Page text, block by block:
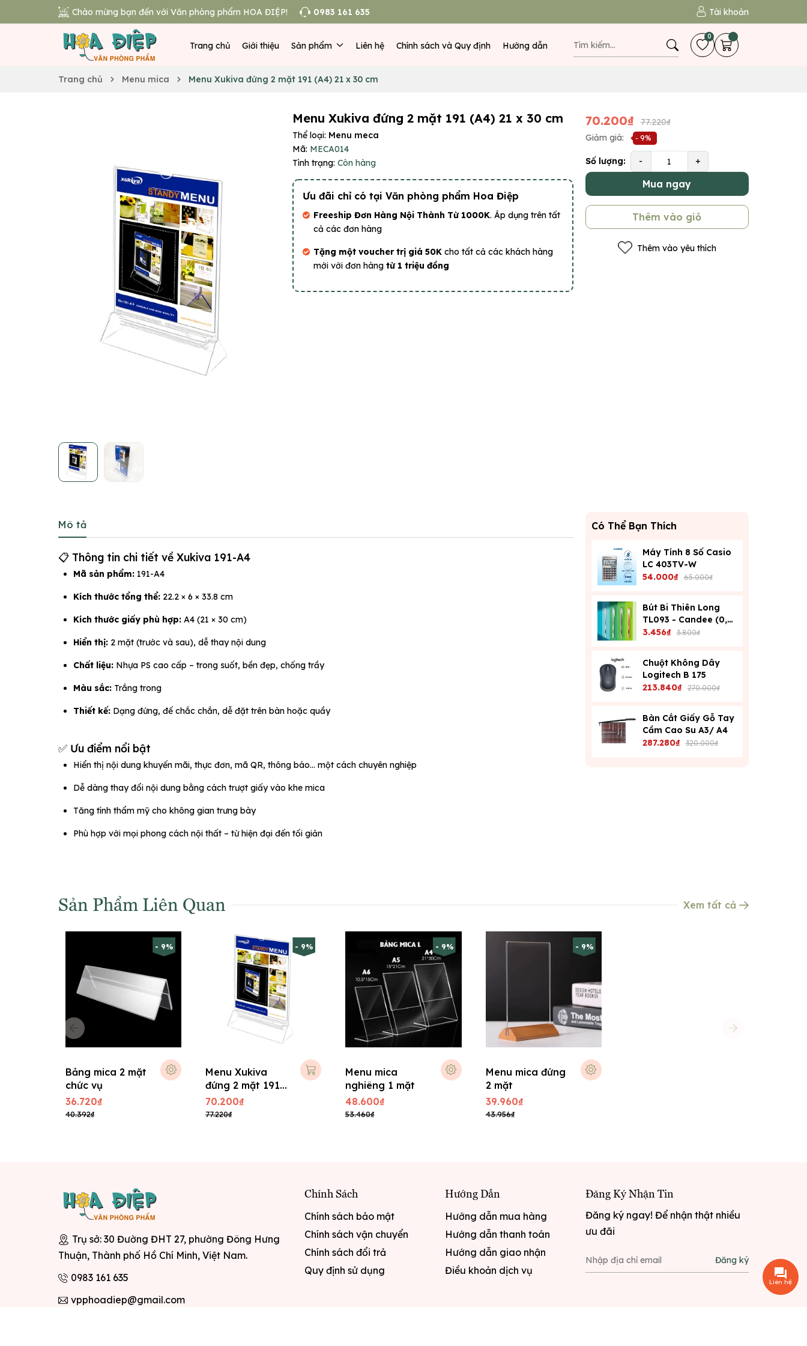
Chào mừng bạn đến với Văn phòng phẩm HOA ĐIỆP! 0983 161 635 Tài khoản
Trang chủ Giới thiệu Sản phẩm Liên hệ Chính sách và Quy định Hướng dẫn
0
Trang chủ Menu mica Menu Xukiva đứng 2 mặt 191 (A4) 21 x 30 cm
Menu Xukiva đứng 2 mặt 191 (A4) 21 x 30 cm
Thể loại: Menu meca
Mã: MECA014
Tình trạng: Còn hàng
Ưu đãi chỉ có tại Văn phòng phẩm Hoa Điệp
Freeship Đơn Hàng Nội Thành Từ 1000K. Áp dụng trên tất
cả các đơn hàng
Tặng một voucher trị giá 50K cho tất cả các khách hàng
mới với đơn hàng từ 1 triệu đồng
70.200₫
77.220₫
Giảm giá:
- 9%
Số lượng: - +
Mua ngay
Thêm vào giỏ
Thêm vào yêu thích
Có Thể Bạn Thích
Máy Tính 8 Số Casio
LC 403TV-W
54.000₫ 65.000₫
Bút Bi Thiên Long
TL093 - Candee (0,6
Mm) - Xanh
3.456₫ 3.800₫
Chuột Không Dây
Logitech B 175
213.840₫ 270.000₫
Bàn Cắt Giấy Gỗ Tay
Cầm Cao Su A3/ A4
287.280₫ 320.000₫
Mô tả
📋 Thông tin chi tiết về Xukiva 191-A4
Mã sản phẩm: 191-A4
Kích thước tổng thể: 22.2 × 6 × 33.8 cm
Kích thước giấy phù hợp: A4 (21 × 30 cm)
Hiển thị: 2 mặt (trước và sau), dễ thay nội dung
Chất liệu: Nhựa PS cao cấp – trong suốt, bền đẹp, chống trầy
Màu sắc: Trắng trong
Thiết kế: Dạng đứng, đế chắc chắn, dễ đặt trên bàn hoặc quầy
✅ Ưu điểm nổi bật
Hiển thị nội dung khuyến mãi, thực đơn, mã QR, thông báo… một cách chuyên nghiệp
Dễ dàng thay đổi nội dung bằng cách trượt giấy vào khe mica
Tăng tính thẩm mỹ cho không gian trưng bày
Phù hợp với mọi phong cách nội thất – từ hiện đại đến tối giản
Sản Phẩm Liên Quan Xem tất cả
- 9%
Bảng mica 2 mặt
chức vụ
36.720₫
40.392₫
- 9%
Menu Xukiva
đứng 2 mặt 191
(A4) 21 x 30 cm
70.200₫
77.220₫
- 9%
Menu mica
nghiêng 1 mặt
48.600₫
53.460₫
- 9%
Menu mica đứng
2 mặt
39.960₫
43.956₫
Trụ sở: 30 Đường ĐHT 27, phường Đông Hưng
Thuận, Thành phố Hồ Chí Minh, Việt Nam.
0983 161 635
vpphoadiep@gmail.com
Chính Sách
Chính sách bảo mật
Chính sách vận chuyển
Chính sách đổi trả
Quy định sử dụng
Hướng Dẫn
Hướng dẫn mua hàng
Hướng dẫn thanh toán
Hướng dẫn giao nhận
Điều khoản dịch vụ
Đăng Ký Nhận Tin
Đăng ký ngay! Để nhận thật nhiều
ưu đãi
Đăng ký
Liên hệ